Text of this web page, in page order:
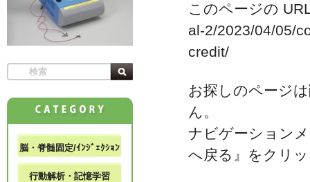
このページの
al-2/2023/04/05/
credit/
お探しのページ
ん。
ナビゲーション
へ戻る』をクリ
脳・脊髄固定/ｲﾝｼﾞｪｸｼｮﾝ
行動解析・記憶学習